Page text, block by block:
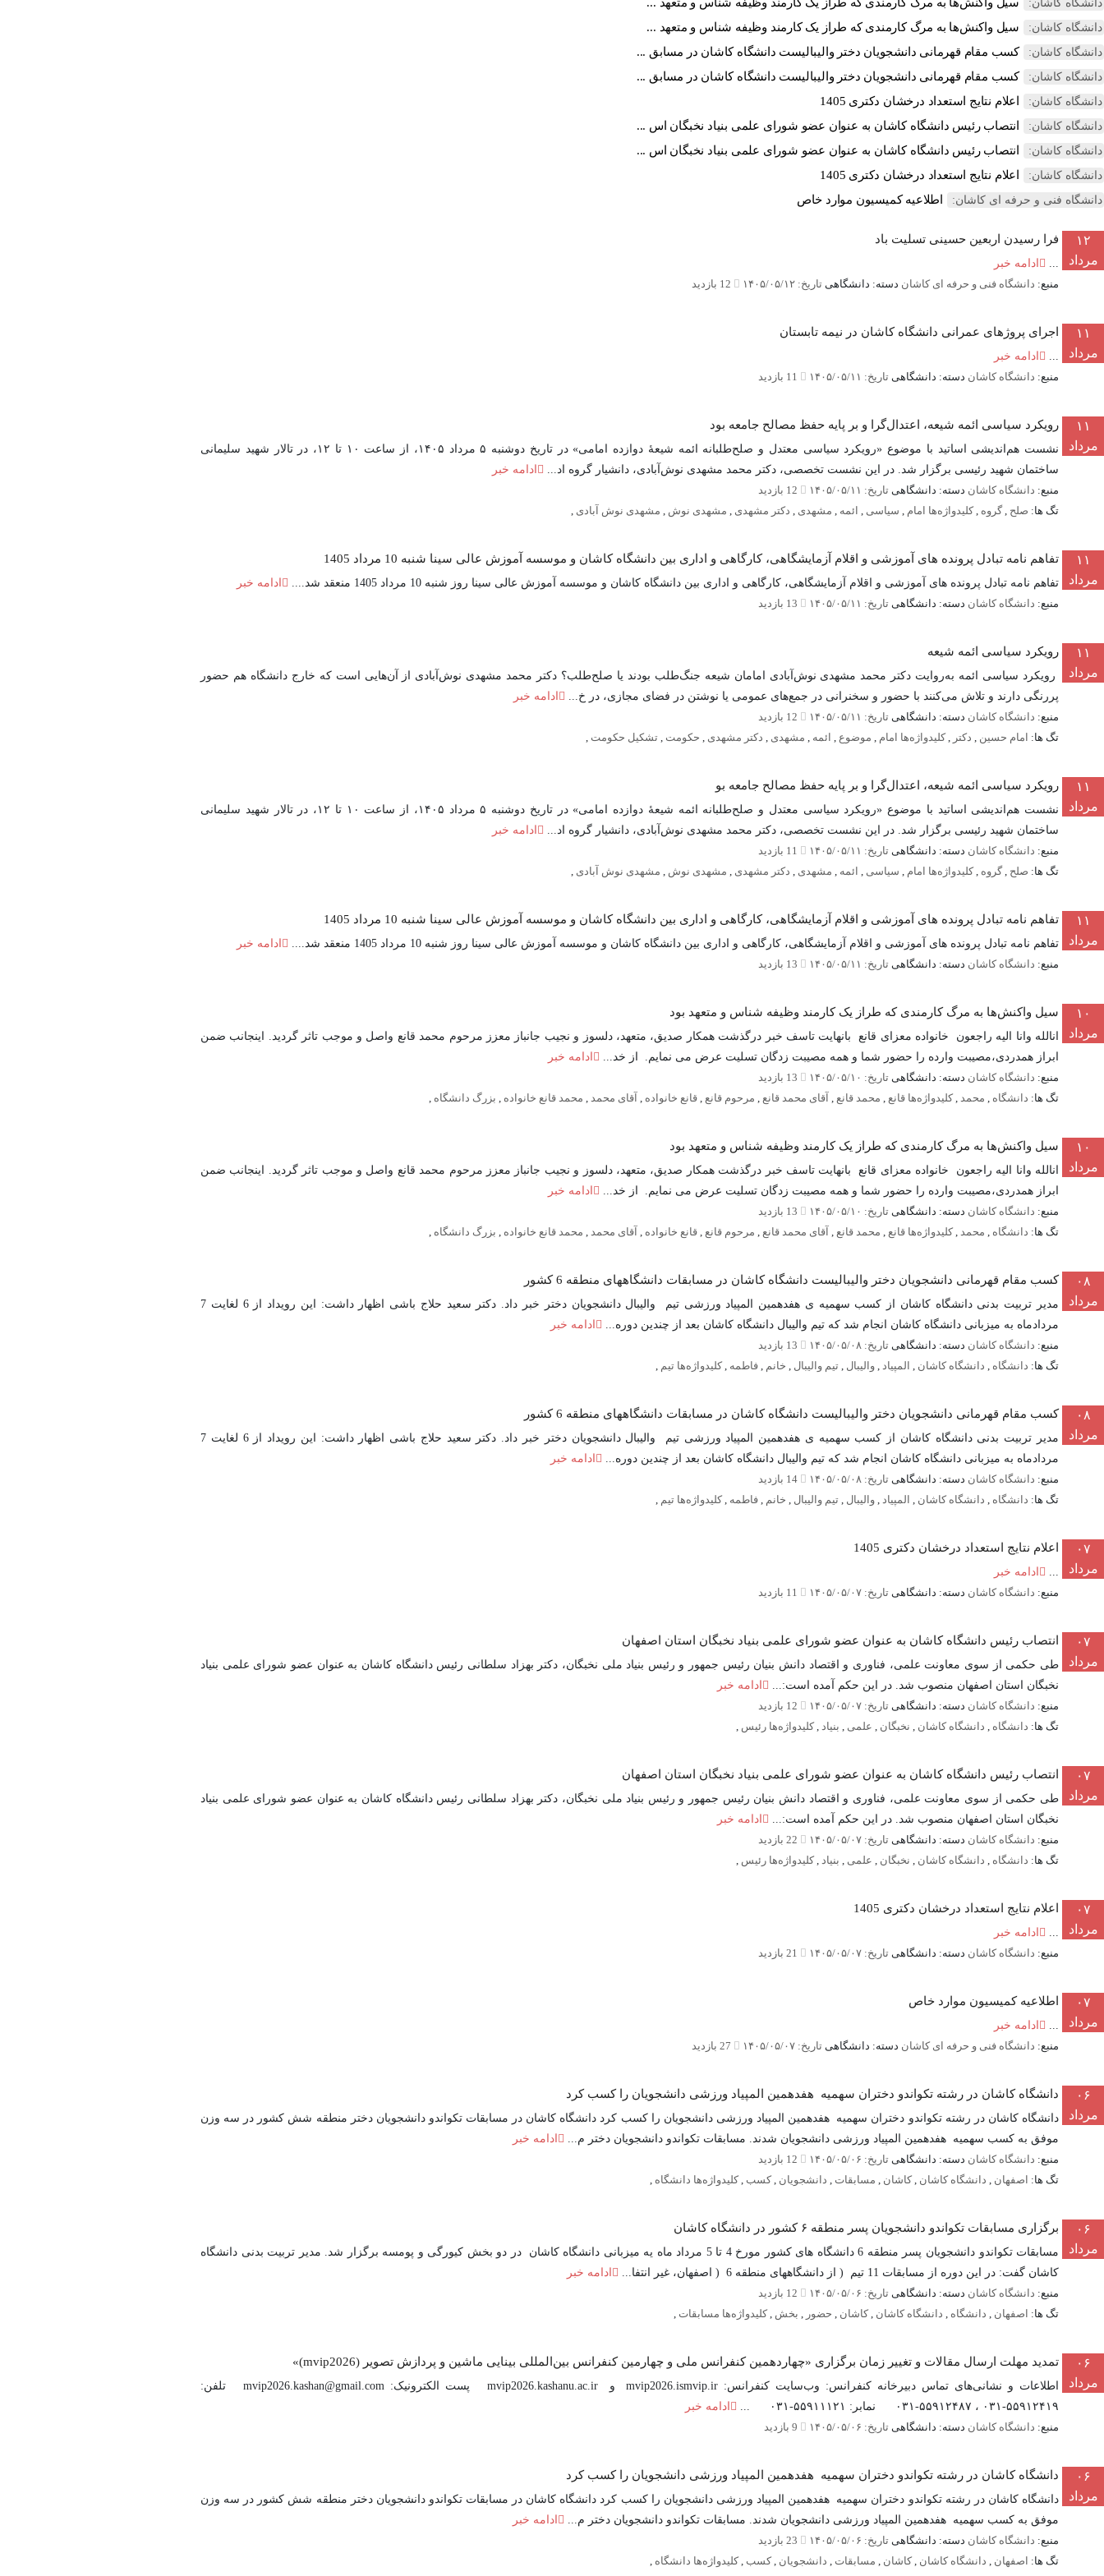
دانشگاه کاشان:
دانشگاه کاشان: سیل واکنش‌ها به مرگ کارمندی که طراز یک کارمند وظیفه شناس و متعهد ...
دانشگاه کاشان: کسب مقام قهرمانی دانشجویان دختر والیبالیست دانشگاه کاشان در مسابق ...
دانشگاه کاشان: کسب مقام قهرمانی دانشجویان دختر والیبالیست دانشگاه کاشان در مسابق ...
دانشگاه کاشان: اعلام نتایج استعداد درخشان دکتری 1405
دانشگاه کاشان: انتصاب رئیس دانشگاه کاشان به عنوان عضو شورای علمی بنیاد نخبگان اس ...
دانشگاه کاشان: انتصاب رئیس دانشگاه کاشان به عنوان عضو شورای علمی بنیاد نخبگان اس ...
دانشگاه کاشان: اعلام نتایج استعداد درخشان دکتری 1405
دانشگاه فنی و حرفه ای کاشان: اطلاعیه کمیسیون موارد خاص
۱۲
مرداد
فرا رسیدن اربعین حسینی تسلیت باد
...
ادامه خبر
منبع: دانشگاه فنی و حرفه ای کاشان دسته: دانشگاهی تاریخ: ۱۴۰۵/۰۵/۱۲
۱۱
مرداد
اجرای پروژهای عمرانی دانشگاه کاشان در نیمه تابستان
...
ادامه خبر
منبع: دانشگاه کاشان دسته: دانشگاهی تاریخ: ۱۴۰۵/۰۵/۱۱
۱۱
مرداد
رویکرد سیاسی ائمه شیعه، اعتدال‌گرا و بر پایه حفظ مصالح جامعه بود
نشست هم‌اندیشی اساتید با موضوع «رویکرد سیاسی معتدل و صلح‌طلبانه ائمه شیعۀ دوازده امامی» در تاریخ دوشنبه ۵ مرداد ۱۴۰۵، از ساعت ۱۰ تا ۱۲، در تالار شهید سلیمانی
ساختمان شهید رئیسی برگزار شد. در این نشست تخصصی، دکتر محمد مشهدی نوش‌آبادی، دانشیار گروه اد...
ادامه خبر
منبع: دانشگاه کاشان دسته: دانشگاهی تاریخ: ۱۴۰۵/۰۵/۱۱
تگ ها: صلح ,گروه ,کلیدواژه‌ها امام , سیاسی , ائمه , مشهدی , دکتر مشهدی , مشهدی نوش , مشهدی نوش آبادی ,
۱۱
مرداد
تفاهم نامه تبادل پرونده‌ های آموزشی و اقلام آزمایشگاهی، کارگاهی و اداری بین دانشگاه کاشان و موسسه آموزش عالی سینا شنبه 10 مرداد 1405
تفاهم نامه تبادل پرونده‌ های آموزشی و اقلام آزمایشگاهی، کارگاهی و اداری بین دانشگاه کاشان و موسسه آموزش عالی سینا روز شنبه 10 مرداد 1405 منعقد شد....
ادامه خبر
منبع: دانشگاه کاشان دسته: دانشگاهی تاریخ: ۱۴۰۵/۰۵/۱۱
۱۱
مرداد
رویکرد سیاسی ائمه شیعه
رویکرد سیاسی ائمه به‌روایت دکتر محمد مشهدی نوش‌آبادی امامان شیعه جنگ‌طلب بودند یا صلح‌طلب؟ دکتر محمد مشهدی نوش‌آبادی از آن‌هایی است که خارج دانشگاه هم حضور
پررنگی دارند و تلاش می‌کنند با حضور و سخنرانی در جمع‌های عمومی یا نوشتن در فضای مجازی، در خ...
ادامه خبر
منبع: دانشگاه کاشان دسته: دانشگاهی تاریخ: ۱۴۰۵/۰۵/۱۱
تگ ها: امام حسین , دکتر ,کلیدواژه‌ها امام , موضوع , ائمه , مشهدی , دکتر مشهدی , حکومت , تشکیل حکومت ,
۱۱
مرداد
رویکرد سیاسی ائمه شیعه، اعتدال‌گرا و بر پایه حفظ مصالح جامعه بو
نشست هم‌اندیشی اساتید با موضوع «رویکرد سیاسی معتدل و صلح‌طلبانه ائمه شیعۀ دوازده امامی» در تاریخ دوشنبه ۵ مرداد ۱۴۰۵، از ساعت ۱۰ تا ۱۲، در تالار شهید سلیمانی
ساختمان شهید رئیسی برگزار شد. در این نشست تخصصی، دکتر محمد مشهدی نوش‌آبادی، دانشیار گروه اد...
ادامه خبر
منبع: دانشگاه کاشان دسته: دانشگاهی تاریخ: ۱۴۰۵/۰۵/۱۱
تگ ها: صلح ,گروه ,کلیدواژه‌ها امام , سیاسی , ائمه , مشهدی , دکتر مشهدی , مشهدی نوش , مشهدی نوش آبادی ,
۱۱
مرداد
تفاهم نامه تبادل پرونده‌ های آموزشی و اقلام آزمایشگاهی، کارگاهی و اداری بین دانشگاه کاشان و موسسه آموزش عالی سینا شنبه 10 مرداد 1405
تفاهم نامه تبادل پرونده‌ های آموزشی و اقلام آزمایشگاهی، کارگاهی و اداری بین دانشگاه کاشان و موسسه آموزش عالی سینا روز شنبه 10 مرداد 1405 منعقد شد....
ادامه خبر
منبع: دانشگاه کاشان دسته: دانشگاهی تاریخ: ۱۴۰۵/۰۵/۱۱
۱۰
مرداد
سیل واکنش‌ها به مرگ کارمندی که طراز یک کارمند وظیفه شناس و متعهد بود
انالله وانا الیه راجعون خانواده معزای قانع بانهایت تاسف خبر درگذشت همکار صدیق، متعهد، دلسوز و نجیب جانباز معزز مرحوم محمد قانع واصل و موجب تاثر گردید. اینجانب ضمن
ابراز همدردی،مصیبت وارده را حضور شما و همه مصیبت زدگان تسلیت عرض می نمایم. از خد...
ادامه خبر
منبع: دانشگاه کاشان دسته: دانشگاهی تاریخ: ۱۴۰۵/۰۵/۱۰
تگ ها: دانشگاه , محمد ,کلیدواژه‌ها قانع , محمد قانع , آقای محمد قانع , مرحوم قانع , قانع خانواده , آقای محمد , محمد قانع خانواده , بزرگ دانشگاه ,
۱۰
مرداد
سیل واکنش‌ها به مرگ کارمندی که طراز یک کارمند وظیفه شناس و متعهد بود
انالله وانا الیه راجعون خانواده معزای قانع بانهایت تاسف خبر درگذشت همکار صدیق، متعهد، دلسوز و نجیب جانباز معزز مرحوم محمد قانع واصل و موجب تاثر گردید. اینجانب ضمن
ابراز همدردی،مصیبت وارده را حضور شما و همه مصیبت زدگان تسلیت عرض می نمایم. از خد...
ادامه خبر
منبع: دانشگاه کاشان دسته: دانشگاهی تاریخ: ۱۴۰۵/۰۵/۱۰
تگ ها: دانشگاه , محمد ,کلیدواژه‌ها قانع , محمد قانع , آقای محمد قانع , مرحوم قانع , قانع خانواده , آقای محمد , محمد قانع خانواده , بزرگ دانشگاه ,
۰۸
مرداد
کسب مقام قهرمانی دانشجویان دختر والیبالیست دانشگاه کاشان در مسابقات دانشگاههای منطقه 6 کشور
مدیر تربیت بدنی دانشگاه کاشان از کسب سهمیه ی هفدهمین المپیاد ورزشی تیم والیبال دانشجویان دختر خبر داد. دکتر سعید حلاج باشی اظهار داشت: این رویداد از 6 لغایت 7
مردادماه به میزبانی دانشگاه کاشان انجام شد که تیم والیبال دانشگاه کاشان بعد از چندین دوره...
ادامه خبر
منبع: دانشگاه کاشان دسته: دانشگاهی تاریخ: ۱۴۰۵/۰۵/۰۸
تگ ها: دانشگاه , دانشگاه کاشان , المپیاد , والیبال , تیم والیبال , خانم , فاطمه ,کلیدواژه‌ها تیم ,
۰۸
مرداد
کسب مقام قهرمانی دانشجویان دختر والیبالیست دانشگاه کاشان در مسابقات دانشگاههای منطقه 6 کشور
مدیر تربیت بدنی دانشگاه کاشان از کسب سهمیه ی هفدهمین المپیاد ورزشی تیم والیبال دانشجویان دختر خبر داد. دکتر سعید حلاج باشی اظهار داشت: این رویداد از 6 لغایت 7
مردادماه به میزبانی دانشگاه کاشان انجام شد که تیم والیبال دانشگاه کاشان بعد از چندین دوره...
ادامه خبر
منبع: دانشگاه کاشان دسته: دانشگاهی تاریخ: ۱۴۰۵/۰۵/۰۸
تگ ها: دانشگاه , دانشگاه کاشان , المپیاد , والیبال , تیم والیبال , خانم , فاطمه ,کلیدواژه‌ها تیم ,
۰۷
مرداد
اعلام نتایج استعداد درخشان دکتری 1405
...
ادامه خبر
منبع: دانشگاه کاشان دسته: دانشگاهی تاریخ: ۱۴۰۵/۰۵/۰۷
۰۷
مرداد
انتصاب رئیس دانشگاه کاشان به عنوان عضو شورای علمی بنیاد نخبگان استان اصفهان
طی حکمی از سوی معاونت علمی، فناوری و اقتصاد دانش بنیان رئیس جمهور و رئیس بنیاد ملی نخبگان، دکتر بهزاد سلطانی رئیس دانشگاه کاشان به عنوان عضو شورای علمی بنیاد
نخبگان استان اصفهان منصوب شد. در این حکم آمده است:...
ادامه خبر
منبع: دانشگاه کاشان دسته: دانشگاهی تاریخ: ۱۴۰۵/۰۵/۰۷
تگ ها: دانشگاه , دانشگاه کاشان , نخبگان , علمی , بنیاد ,کلیدواژه‌ها رئیس ,
۰۷
مرداد
انتصاب رئیس دانشگاه کاشان به عنوان عضو شورای علمی بنیاد نخبگان استان اصفهان
طی حکمی از سوی معاونت علمی، فناوری و اقتصاد دانش بنیان رئیس جمهور و رئیس بنیاد ملی نخبگان، دکتر بهزاد سلطانی رئیس دانشگاه کاشان به عنوان عضو شورای علمی بنیاد
نخبگان استان اصفهان منصوب شد. در این حکم آمده است:...
ادامه خبر
منبع: دانشگاه کاشان دسته: دانشگاهی تاریخ: ۱۴۰۵/۰۵/۰۷
تگ ها: دانشگاه , دانشگاه کاشان , نخبگان , علمی , بنیاد ,کلیدواژه‌ها رئیس ,
۰۷
مرداد
اعلام نتایج استعداد درخشان دکتری 1405
...
ادامه خبر
منبع: دانشگاه کاشان دسته: دانشگاهی تاریخ: ۱۴۰۵/۰۵/۰۷
۰۷
مرداد
اطلاعیه کمیسیون موارد خاص
...
ادامه خبر
منبع: دانشگاه فنی و حرفه ای کاشان دسته: دانشگاهی تاریخ: ۱۴۰۵/۰۵/۰۷
۰۶
مرداد
دانشگاه کاشان در رشته تکواندو دختران سهمیه هفدهمین المپیاد ورزشی دانشجویان را کسب کرد
دانشگاه کاشان در رشته تکواندو دختران سهمیه هفدهمین المپیاد ورزشی دانشجویان را کسب کرد دانشگاه کاشان در مسابقات تکواندو دانشجویان دختر منطقه شش کشور در سه وزن
موفق به کسب سهمیه هفدهمین المپیاد ورزشی دانشجویان شدند. مسابقات تکواندو دانشجویان دختر م...
ادامه خبر
منبع: دانشگاه کاشان دسته: دانشگاهی تاریخ: ۱۴۰۵/۰۵/۰۶
تگ ها: اصفهان , دانشگاه کاشان ,کاشان , مسابقات , دانشجویان ,کسب ,کلیدواژه‌ها دانشگاه ,
۰۶
مرداد
برگزاری مسابقات تکواندو دانشجویان پسر منطقه ۶ کشور در دانشگاه کاشان
مسابقات تکواندو دانشجویان پسر منطقه 6 دانشگاه های کشور مورخ 4 تا 5 مرداد ماه یه میزبانی دانشگاه کاشان در دو بخش کیورگی و پومسه برگزار شد. مدیر تربیت بدنی دانشگاه
کاشان گفت: در این دوره از مسابقات 11 تیم ( از دانشگاههای منطقه 6 ( اصفهان، غیر انتفا...
ادامه خبر
منبع: دانشگاه کاشان دسته: دانشگاهی تاریخ: ۱۴۰۵/۰۵/۰۶
تگ ها: اصفهان , دانشگاه , دانشگاه کاشان ,کاشان , حضور , بخش ,کلیدواژه‌ها مسابقات ,
۰۶
مرداد
تمدید مهلت ارسال مقالات و تغییر زمان برگزاری «چهاردهمین کنفرانس ملی و چهارمین کنفرانس بین‌المللی بینایی ماشین و پردازش تصویر (mvip2026)»
اطلاعات و نشانی‌های تماس دبیرخانه کنفرانس: وب‌سایت کنفرانس: mvip2026.ismvip.ir و mvip2026.kashanu.ac.ir پست الکترونیک: mvip2026.kashan@gmail.com تلفن:
۵۵۹۱۲۴۱۹-۰۳۱ ، ۵۵۹۱۲۴۸۷-۰۳۱ نمابر: ۵۵۹۱۱۱۲۱-۰۳۱ ...
ادامه خبر
منبع: دانشگاه کاشان دسته: دانشگاهی تاریخ: ۱۴۰۵/۰۵/۰۶
۰۶
مرداد
دانشگاه کاشان در رشته تکواندو دختران سهمیه هفدهمین المپیاد ورزشی دانشجویان را کسب کرد
دانشگاه کاشان در رشته تکواندو دختران سهمیه هفدهمین المپیاد ورزشی دانشجویان را کسب کرد دانشگاه کاشان در مسابقات تکواندو دانشجویان دختر منطقه شش کشور در سه وزن
موفق به کسب سهمیه هفدهمین المپیاد ورزشی دانشجویان شدند. مسابقات تکواندو دانشجویان دختر م...
ادامه خبر
منبع: دانشگاه کاشان دسته: دانشگاهی تاریخ: ۱۴۰۵/۰۵/۰۶
تگ ها: اصفهان , دانشگاه کاشان ,کاشان , مسابقات , دانشجویان ,کسب ,کلیدواژه‌ها دانشگاه ,